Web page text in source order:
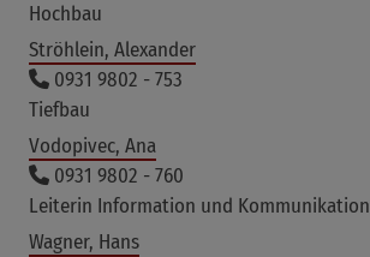
Hochbau
Ströhlein, Alexander
0931 9802 - 753
Tiefbau
Vodopivec, Ana
0931 9802 - 760
Leiterin Information und Kommunikation
Wagner, Hans